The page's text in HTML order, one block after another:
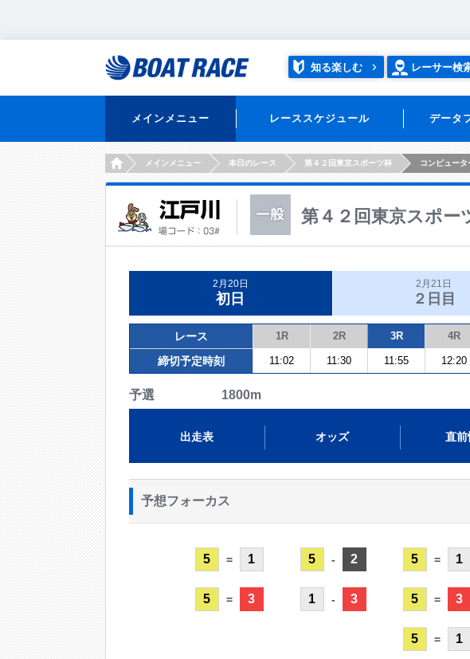
知る楽しむ レーサー検
メインメニュー レーススケジュール データ
HOMEメインメニュー 本日のレース 第４２回東京スポーツ杯 コンピュータ
第４２回東京スポー
2月20日
初日
2月21日
２日目
レース 1R 2R 3R 4R
締切予定時刻 11:02 11:30 11:55 12:20
予選 1800m
出走表 オッズ 直前
予想フォーカス
5 = 1
5 = 3
5 - 2
1 - 3
5 = 1
5 = 3
5 = 1